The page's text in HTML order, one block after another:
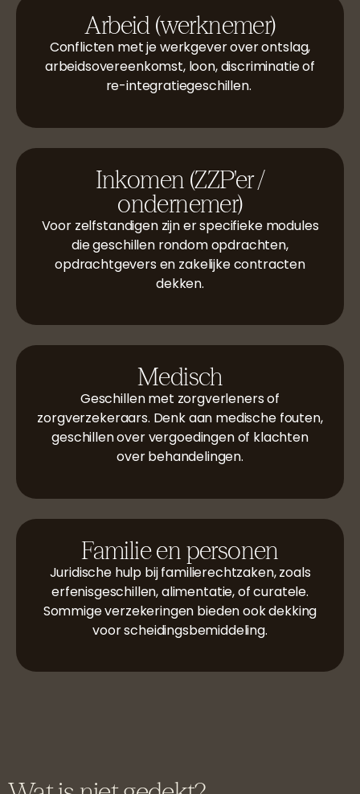
Arbeid (werknemer)
Conflicten met je werkgever over ontslag,
arbeidsovereenkomst, loon, discriminatie of
re-integratiegeschillen.
Inkomen (ZZP'er /
ondernemer)
Voor zelfstandigen zijn er specifieke modules
die geschillen rondom opdrachten,
opdrachtgevers en zakelijke contracten
dekken.
Medisch
Geschillen met zorgverleners of
zorgverzekeraars. Denk aan medische fouten,
geschillen over vergoedingen of klachten
over behandelingen.
Familie en personen
Juridische hulp bij familierechtzaken, zoals
erfenisgeschillen, alimentatie, of curatele.
Sommige verzekeringen bieden ook dekking
voor scheidingsbemiddeling.